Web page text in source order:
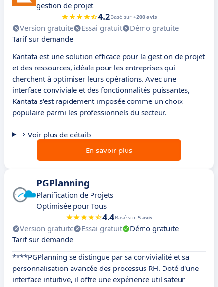
gestion de projet
4.2Basé sur +200 avis
Version gratuite Essai gratuit
Démo gratuite
Tarif sur demande
Kantata est une solution efficace pour la gestion de projet
et des ressources, idéale pour les entreprises qui
cherchent à optimiser leurs opérations. Avec une
interface conviviale et des fonctionnalités puissantes,
Kantata s'est rapidement imposée comme un choix
populaire parmi les professionnels du secteur.
Voir plus de détails
En savoir plus
PGPlanning
Planification de Projets
Optimisée pour Tous
4.4Basé sur 5 avis
Version gratuite Essai gratuit
Démo gratuite
Tarif sur demande
****PGPlanning se distingue par sa convivialité et sa
personnalisation avancée des processus RH. Doté d'une
interface intuitive, il offre une expérience utilisateur